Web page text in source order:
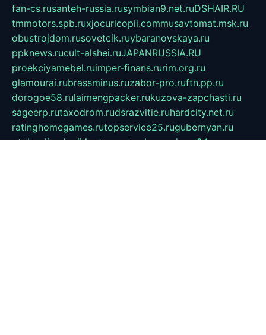
fan-cs.rusanteh-russia.rusymbian9.net.ruDSHAIR.RU
tmmotors.spb.ruxjocuricopii.commusavtomat.msk.ru
obustrojdom.rusovetcik.ruybaranovskaya.ru
ppknews.rucult-alshei.ruJAPANRUSSIA.RU
proekciyamebel.ruimper-finans.rurim.org.ru
glamourai.rubrassminus.ruzabor-pro.ruftn.pp.ru
dorogoe58.rulaimengpacker.rukuzova-zapchasti.ru
sageerp.rutaxodrom.rudsrazvitie.ruhardcity.net.ru
ratinghomegames.rutopservice25.rugubernyan.ru
gtglasslined.ruii4.rutssport.spb.ruandorra24.com